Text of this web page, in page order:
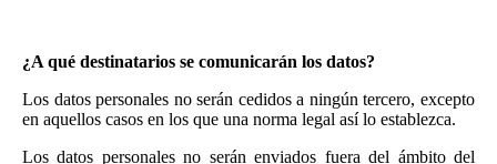
¿A qué destinatarios se comunicarán los datos?
Los datos personales no serán cedidos a ningún tercero, excepto
en aquellos casos en los que una norma legal así lo establezca.
Los datos personales no serán enviados fuera del ámbito del